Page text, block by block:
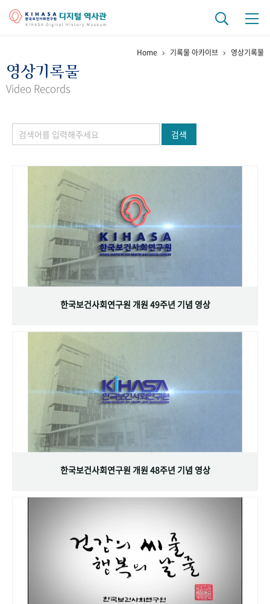
걸어온 길 기관 변천사
정책과 연구 키워드로 보는 연구 역사
연구자들
기록물 아카이브
사진 아카이브 문서 기록물 행정박물 영상 기록물
주년 기념
성과 50선 숫자로 보는 50년
VR 역사관
Home 기록물 아카이브 영상기록물
영상기록물
Video Records
검색
한국보건사회연구원 개원 49주년 기념 영상
한국보건사회연구원 개원 48주년 기념 영상